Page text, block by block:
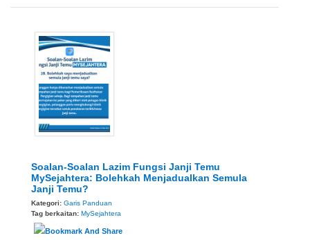
Soalan-Soalan Lazim Fungsi Janji Temu
MySejahtera: Bolehkah Menjadualkan Semula
Janji Temu?
Kategori: Garis Panduan
Tag berkaitan: MySejahtera